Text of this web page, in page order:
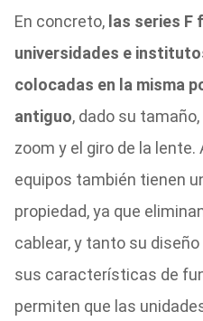
En concreto, las series F
universidades e
colocadas en la misma
antiguo, dado su
zoom y el giro de la
equipos también tienen
propiedad, ya que
cablear, y tanto su
sus características de
permiten que las